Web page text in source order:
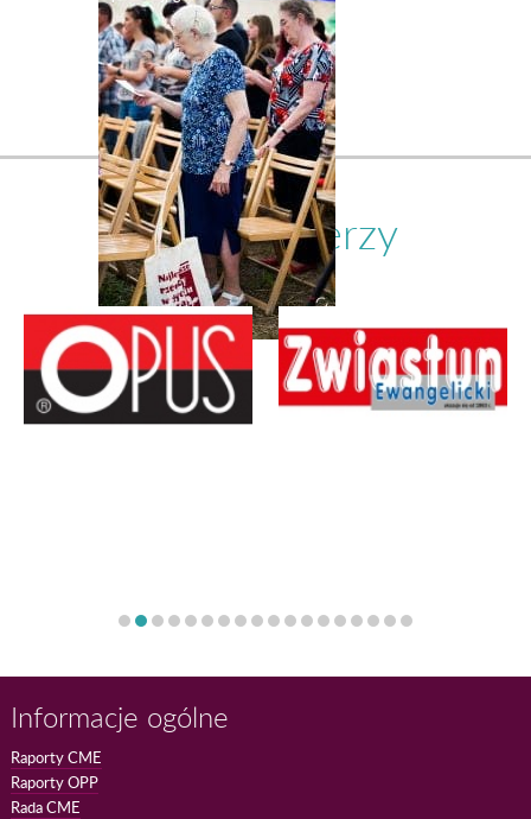
Nasi partnerzy
Informacje ogólne
Raporty CME
Raporty OPP
Rada CME